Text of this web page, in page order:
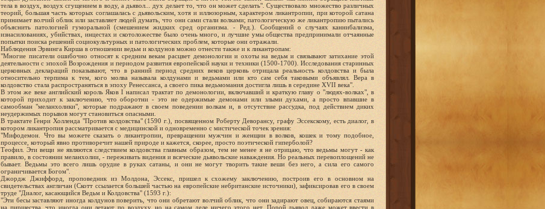
тела в воздух, воздух сгущением в воду, а дьявол... дух делает то, что он может сделать". Существовало множество различных
теорий, большая часть которых соглашалась с дьявольским, хотя и иллюзорным, характером ликантропии, при которой сатана
принимает волчий облик или заставляет людей думать, что они сами стали волками; патологическую же ликантропию пытались
объяснить патологией гуморальной (смешением жидких сред организма. - Ред.). Сообщений о случаях каннибализма,
изнасилованиях, убийствах, инцестах и скотоложестве было очень много, и лучшие умы общества предпринимали отчаянные
попытки поиска решений социокультурных и патологических проблем, которые они отражали.
Наблюдения Эрвинга Кирша в отношении ведьм и колдунов можно отнести также и к ликантропам:
"Многие писатели ошибочно относят к средним векам расцвет демонологии и охоты на ведьм и связывают затихание этой
деятельности с эпохой Возрождения и периодом развития европейской науки и техники (1500-1700). Исследования старинных
церковных деклараций показывают, что в ранний период средних веков церковь отрицала реальность колдовства и была
относительно терпима к тем, кого молва называла колдунами и ведьмами или кто сам себя таковыми объявлял. Вера в
колдовство стала распространяться в эпоху Ренессанса, а своего пика ведьмомания достигла лишь в середине XVII века".
В этом же веке английский король Яков I написал трактат по демонологии, включавший и краткую главу о "людях-волках", в
которой приходит к заключению, что оборотни - это не одержимые демонами или злыми духами, а просто впавшие в
самообман "меланхолики", которые подражают в своем поведении волкам и, в отсутствие рассудка, под действием диких
неудержимых порывов могут становиться опасными.
В трактате Генри Холленда "Против колдовства" (1590 г.), посвященном Роберту Деворансу, графу Эссекскому, есть диалог, в
котором ликантропия рассматривается с медицинской и одновременно с мистической точек зрения:
"Мифодемон. Что вы можете сказать о ликантропии, превращении мужчин и женщин в волков, кошек и тому подобное,
процессе, который явно противоречит нашей природе и кажется, скорее, просто поэтической гиперболой?
Теофил. Эти вещи не являются следствием колдовства главным образом, тем не менее я не отрицаю, что ведьмы могут - как
правило, в состоянии меланхолии, - переживать видения и всяческие дьявольские наваждения. Но реальных перевоплощений не
бывает. Ведьмы это всего лишь орудие в руках сатаны, и они не могут творить такие веши без него, а сила его самого
ограничивается Богом".
Джордж Джиффорд, проповедник из Молдона, Эссекс, пришел к схожему заключению, построив его в основном на
свидетельствах англичан (Скотт ссылается большей частью на европейские небританские источники), зафиксировав его в своем
труде "Диалог, касающийся Ведьм и Колдовства" (1593 г.):
"Эти бесы заставляют иногда колдунов поверить, что они обретают волчий облик, что они задирают овец, собираются стаями
на пиршества, что иногда они летают по воздуху, но на самом деле ничего этого нет. Порой дьявол даже может ввести в